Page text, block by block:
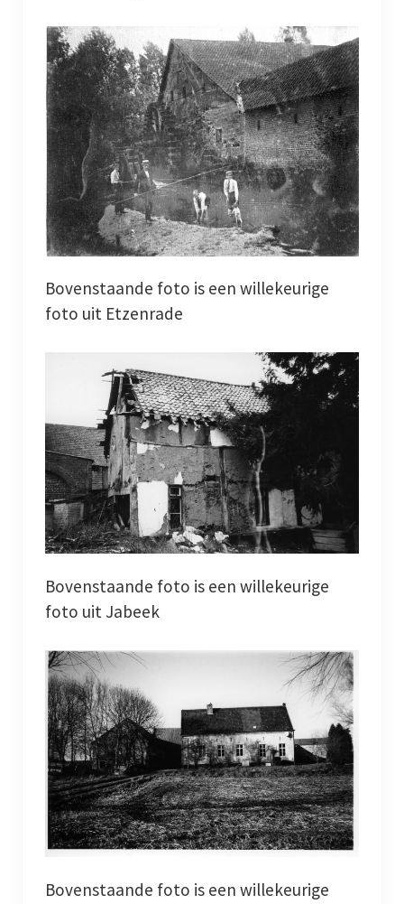
Beveiligde paginas
Bestuur
Leden pagina
Aansprakelijkheid
Links
Archief
Werkgroepen
Bovenstaande foto is een willekeurige
foto uit Etzenrade
Bovenstaande foto is een willekeurige
foto uit Jabeek
Bovenstaande foto is een willekeurige